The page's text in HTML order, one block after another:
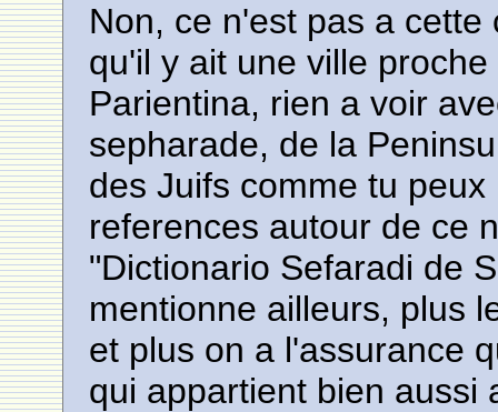
Non, ce n'est pas a
qu'il y ait une ville
Parientina, rien a voir
sepharade, de la
des Juifs comme tu
references autour de ce
"Dictionario Sefaradi de
mentionne ailleurs, plus
et plus on a l'assurance
qui appartient bien aussi